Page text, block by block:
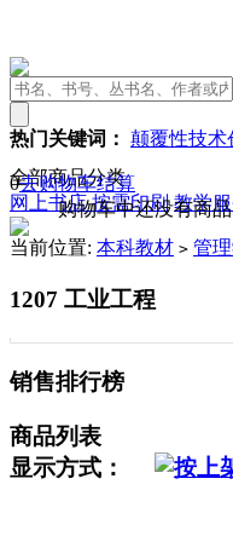
热门关键词： 颠覆性技术
0去购物车结算
购物车中还没有商
全部商品分类
网上书店按需印刷 教学
当前位置: 本科教材 > 管
1207 工业工程
销售排行榜
商品列表
显示方式：